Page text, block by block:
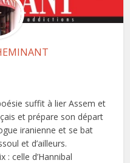
suffit à lier Assem et
et prépare son départ
iranienne et se bat
et d’ailleurs.
: celle d’Hannibal